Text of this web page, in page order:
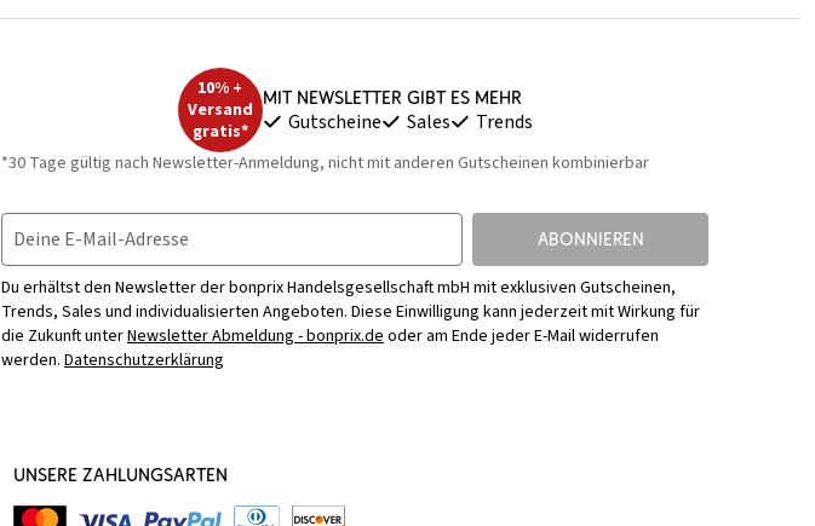
10% +
Versand
gratis*
Mit Newsletter gibt es mehr
Gutscheine Sales Trends
*30 Tage gültig nach Newsletter-Anmeldung, nicht mit anderen Gutscheinen kombinierbar
Deine E-Mail-Adresse ABONNIEREN
Du erhältst den Newsletter der bonprix Handelsgesellschaft mbH mit exklusiven Gutscheinen,
Trends, Sales und individualisierten Angeboten. Diese Einwilligung kann jederzeit mit Wirkung für
die Zukunft unterNewsletter Abmeldung - bonprix.deoder am Ende jeder E-Mail widerrufen
werden. Datenschutzerklärung
UNSERE ZAHLUNGSARTEN